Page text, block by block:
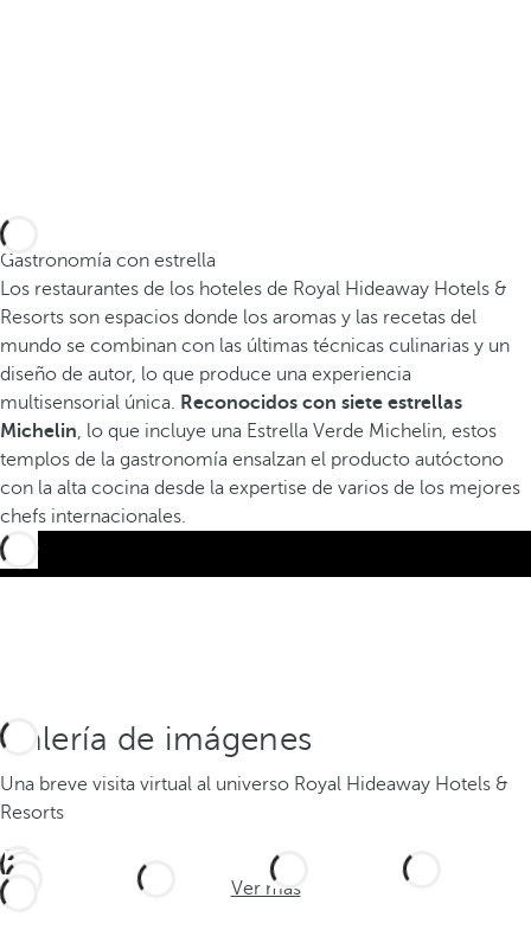
-
Gastronomía con estrella
Los restaurantes de los hoteles de Royal Hideaway Hotels &
Resorts son espacios donde los aromas y las recetas del
mundo se combinan con las últimas técnicas culinarias y un
diseño de autor, lo que produce una experiencia
multisensorial única. Reconocidos con siete estrellas
Michelin, lo que incluye una Estrella Verde Michelin, estos
templos de la gastronomía ensalzan el producto autóctono
con la alta cocina desde la expertise de varios de los mejores
chefs internacionales.
Galería de imágenes
Una breve visita virtual al universo Royal Hideaway Hotels &
Resorts
Ver más